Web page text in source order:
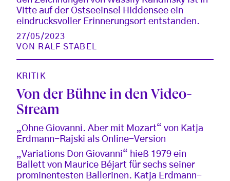
Vitte auf der Ostseeinsel Hiddensee ein
eindrucksvoller Erinnerungsort entstanden.
27/05/2023
VON
RALF STABEL
KRITIK
Von der Bühne in den Video-
Stream
„Ohne Giovanni. Aber mit Mozart“ von Katja
Erdmann-Rajski als Online-Version
„Variations Don Giovanni“ hieß 1979 ein
Ballett von Maurice Béjart für sechs seiner
prominentesten Ballerinen. Katja Erdmann-